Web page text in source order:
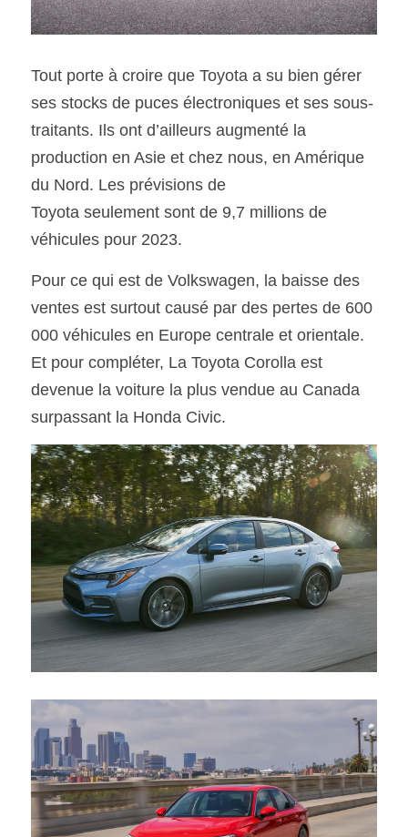
Tout porte à croire que Toyota a su bien gérer
ses stocks de puces électroniques et ses sous-
traitants. Ils ont d’ailleurs augmenté la
production en Asie et chez nous, en Amérique
du Nord. Les prévisions de
Toyota seulement sont de 9,7 millions de
véhicules pour 2023.
Pour ce qui est de Volkswagen, la baisse des
ventes est surtout causé par des pertes de 600
000 véhicules en Europe centrale et orientale.
Et pour compléter, La Toyota Corolla est
devenue la voiture la plus vendue au Canada
surpassant la Honda Civic.